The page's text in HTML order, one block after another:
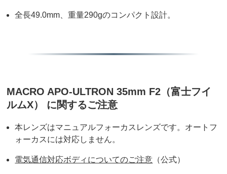
全長49.0mm、重量290gのコンパクト設計。
MACRO APO-ULTRON 35mm F2（富士フイ
ルムX） に関するご注意
本レンズはマニュアルフォーカスレンズです。オートフ
ォーカスには対応しません。
電気通信対応ボディについてのご注意 （公式）